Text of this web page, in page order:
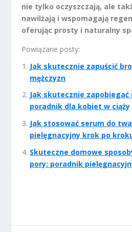
nie tylko oczyszczają, ale
nawilżają i wspomagają
oferując prosty i naturalny
Powiązane posty:
Jak skutecznie zapuścić
mężczyzn
Jak skutecznie zapobiegać
poradnik dla kobiet w ciąży
Jak stosować serum do
pielęgnacyjny krok po
Skuteczne domowe
pory: poradnik